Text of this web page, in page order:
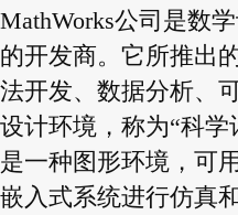
MathWorks公司是数
的开发商。它所推出
法开发、数据分析、
设计环境，称为“科学
是一种图形环境，可
嵌入式系统进行仿真